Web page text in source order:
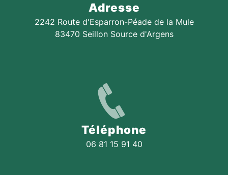
Adresse
2242 Route d'Esparron-Péade de la Mule
83470 Seillon Source d'Argens
Téléphone
06 81 15 91 40